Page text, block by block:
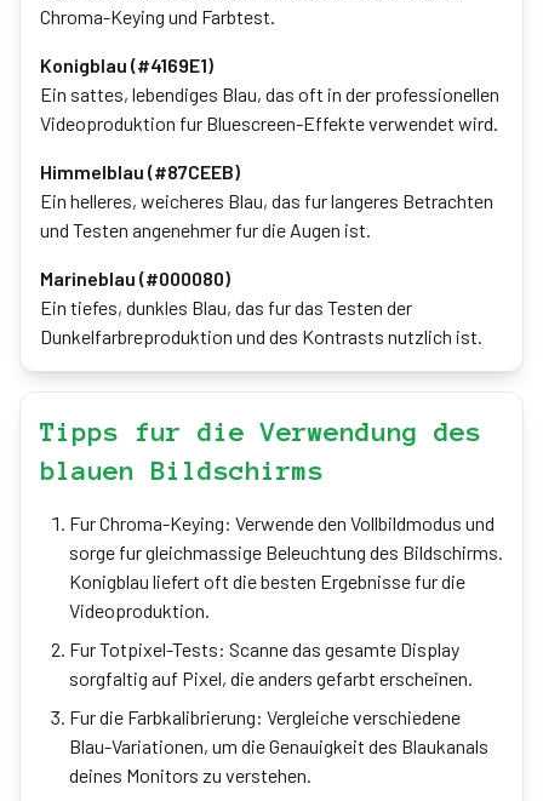
Chroma-Keying und Farbtest.
Konigblau (#4169E1)
Ein sattes, lebendiges Blau, das oft in der professionellen
Videoproduktion fur Bluescreen-Effekte verwendet wird.
Himmelblau (#87CEEB)
Ein helleres, weicheres Blau, das fur langeres Betrachten
und Testen angenehmer fur die Augen ist.
Marineblau (#000080)
Ein tiefes, dunkles Blau, das fur das Testen der
Dunkelfarbreproduktion und des Kontrasts nutzlich ist.
Tipps fur die Verwendung des
blauen Bildschirms
Fur Chroma-Keying: Verwende den Vollbildmodus und
sorge fur gleichmassige Beleuchtung des Bildschirms.
Konigblau liefert oft die besten Ergebnisse fur die
Videoproduktion.
Fur Totpixel-Tests: Scanne das gesamte Display
sorgfaltig auf Pixel, die anders gefarbt erscheinen.
Fur die Farbkalibrierung: Vergleiche verschiedene
Blau-Variationen, um die Genauigkeit des Blaukanals
deines Monitors zu verstehen.